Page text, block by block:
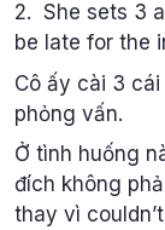
2. She sets 3
be late for the
Cô ấy cài 3
phỏng vấn.
Ở tình huống
đích không
thay vì couldn’t